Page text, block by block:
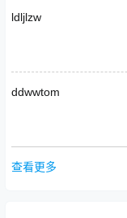
ldljlzw
ddwwtom
查看更多